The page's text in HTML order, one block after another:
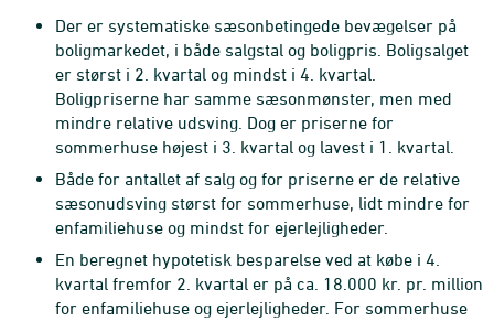
Der er systematiske sæsonbetingede bevægelser på
boligmarkedet, i både salgstal og boligpris. Boligsalget
er størst i 2. kvartal og mindst i 4. kvartal.
Boligpriserne har samme sæsonmønster, men med
mindre relative udsving. Dog er priserne for
sommerhuse højest i 3. kvartal og lavest i 1. kvartal.
Både for antallet af salg og for priserne er de relative
sæsonudsving størst for sommerhuse, lidt mindre for
enfamiliehuse og mindst for ejerlejligheder.
En beregnet hypotetisk besparelse ved at købe i 4.
kvartal fremfor 2. kvartal er på ca. 18.000 kr. pr. million
for enfamiliehuse og ejerlejligheder. For sommerhuse